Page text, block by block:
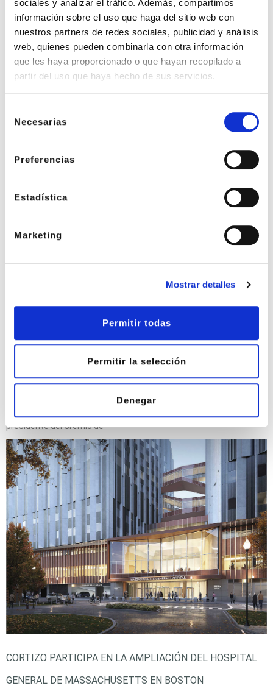
sociales y analizar el tráfico. Además, compartimos
información sobre el uso que haga del sitio web con
nuestros partners de redes sociales, publicidad y análisis
web, quienes pueden combinarla con otra información
que les haya proporcionado o que hayan recopilado a
partir del uso que haya hecho de sus servicios.
Necesarias
Preferencias
Estadística
Marketing
Mostrar detalles
Permitir todas
Permitir la selección
Denegar
La producción de acero disminuyó un 20% en 2022 por los
El presidente de la Unión de Empresas Siderúrgicas (UNESID),
energéticos, unidos a determinadas paradas programadas por
mantenimiento y a
El aluminio utilizado en la carpintería metálica de las obras se
ha encarecido hasta el 120%
adminagosto 7, 2023
El suministro de los metales empleados en las obras se ha
presidente del Gremio de
CORTIZO PARTICIPA EN LA AMPLIACIÓN DEL HOSPITAL
GENERAL DE MASSACHUSETTS EN BOSTON